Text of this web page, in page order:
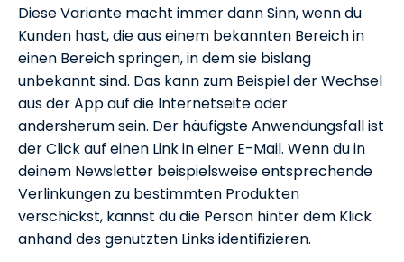
Diese Variante macht immer dann Sinn, wenn du
Kunden hast, die aus einem bekannten Bereich in
einen Bereich springen, in dem sie bislang
unbekannt sind. Das kann zum Beispiel der Wechsel
aus der App auf die Internetseite oder
andersherum sein. Der häufigste Anwendungsfall ist
der Click auf einen Link in einer E-Mail. Wenn du in
deinem Newsletter beispielsweise entsprechende
Verlinkungen zu bestimmten Produkten
verschickst, kannst du die Person hinter dem Klick
anhand des genutzten Links identifizieren.